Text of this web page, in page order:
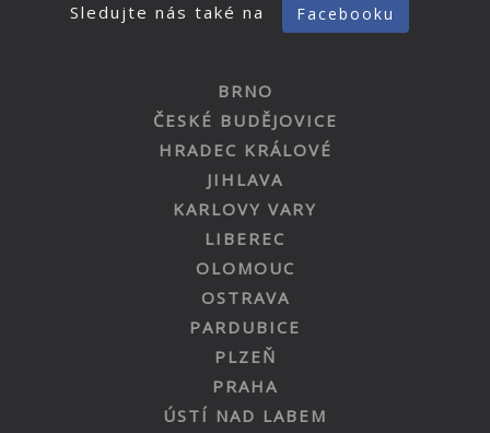
Sledujte nás také na Facebooku
BRNO
ČESKÉ BUDĚJOVICE
HRADEC KRÁLOVÉ
JIHLAVA
KARLOVY VARY
LIBEREC
OLOMOUC
OSTRAVA
PARDUBICE
PLZEŇ
PRAHA
ÚSTÍ NAD LABEM